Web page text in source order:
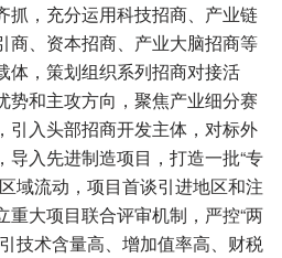
抓，充分运用科技招商、产业链
商、资本招商、产业大脑招商等
体，策划组织系列招商对接活
势和主攻方向，聚焦产业细分赛
引入头部招商开发主体，对标外
入先进制造项目，打造一批“专
域流动，项目首谈引进地区和注
重大项目联合评审机制，严控“两
技术含量高、增加值率高、财税